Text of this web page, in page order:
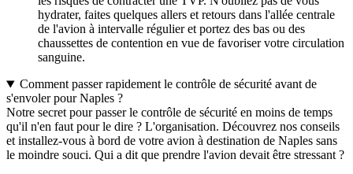
hydrater, faites quelques allers et retours dans l'allée centrale
de l'avion à intervalle régulier et portez des bas ou des
chaussettes de contention en vue de favoriser votre circulation
sanguine.
Comment passer rapidement le contrôle de sécurité avant de
s'envoler pour Naples ?
Notre secret pour passer le contrôle de sécurité en moins de temps
qu'il n'en faut pour le dire ? L'organisation. Découvrez nos conseils
et installez-vous à bord de votre avion à destination de Naples sans
le moindre souci. Qui a dit que prendre l'avion devait être stressant ?